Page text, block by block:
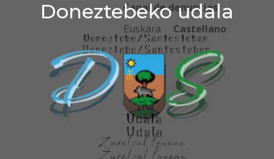
Doneztebeko udala
Ir al contenido
Doneztebeko udala
Canal de denuncias
Euskara
Castellano